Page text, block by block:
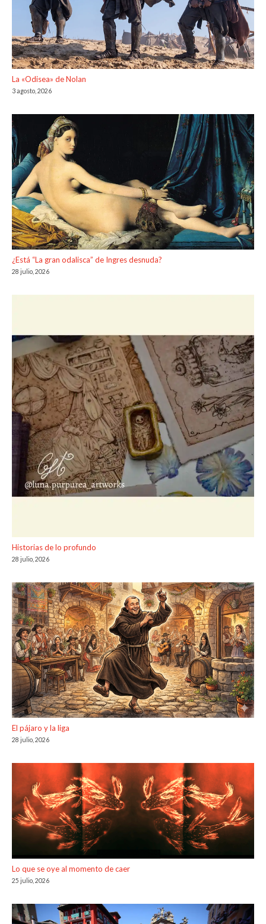
La «Odisea» de Nolan
3 agosto, 2026
¿Está “La gran odalisca” de Ingres desnuda?
28 julio, 2026
Historias de lo profundo
28 julio, 2026
El pájaro y la liga
28 julio, 2026
Lo que se oye al momento de caer
25 julio, 2026